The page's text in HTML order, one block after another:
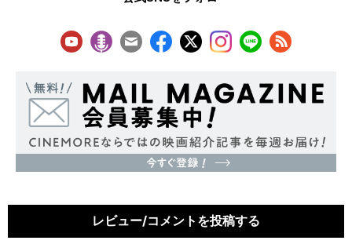
レビュー/コメントを投稿する